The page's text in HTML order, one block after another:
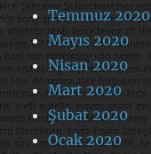
Temmuz 2020
Mayıs 2020
Nisan 2020
Mart 2020
Şubat 2020
Ocak 2020